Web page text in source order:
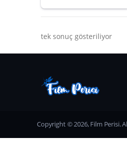
tek sonuç gösteriliyor
Copyright © 2026, Film Perisi.